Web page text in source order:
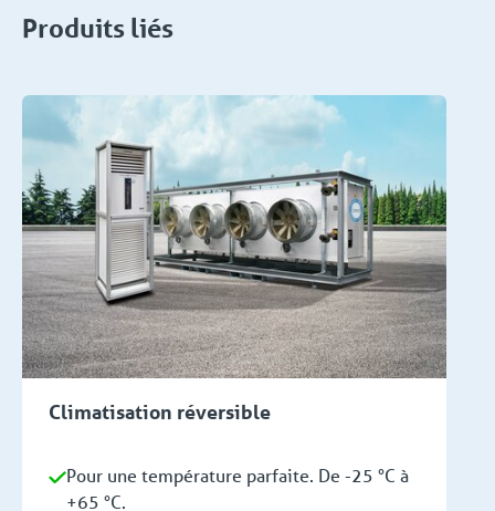
Produits liés
Climatisation réversible
Pour une température parfaite. De -25 °C à
+65 °C.